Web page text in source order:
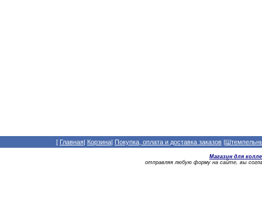
[ Главная| Корзина| Покупка, оплата и доставка заказов |
Магазин для
отправляя любую форму на сайте, вы